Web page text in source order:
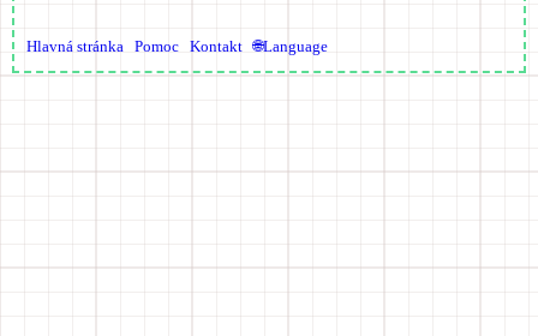
Hlavná stránka Pomoc Kontakt 🌐Language